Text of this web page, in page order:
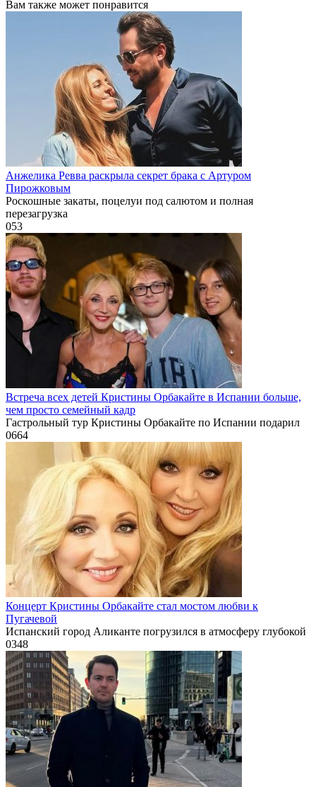
Вам также может понравится
Анжелика Ревва раскрыла секрет брака с Артуром
Пирожковым
Роскошные закаты, поцелуи под салютом и полная
перезагрузка
053
Встреча всех детей Кристины Орбакайте в Испании больше,
чем просто семейный кадр
Гастрольный тур Кристины Орбакайте по Испании подарил
0664
Концерт Кристины Орбакайте стал мостом любви к
Пугачевой
Испанский город Аликанте погрузился в атмосферу глубокой
0348